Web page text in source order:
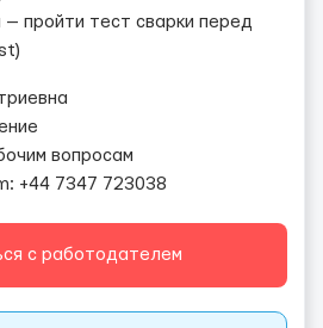
— пройти тест сварки перед
вопросам
+44 7347 723038
с работодателем